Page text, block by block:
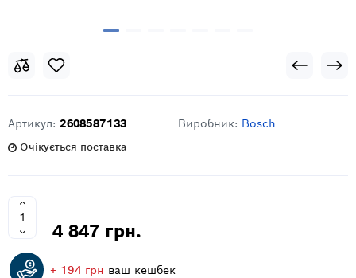
Артикул: 2608587133 Виробник: Bosch
Очікується поставка
4 847 грн.
+ 194 грн ваш кешбек